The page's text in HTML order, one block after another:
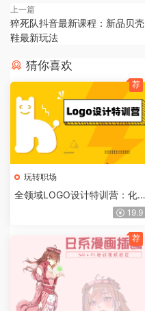
上一篇
猝死队抖音最新课程：新品贝壳
鞋最新玩法
猜你喜欢
玩转职场
全领域LOGO设计特训营：化
19.9
荐
荐